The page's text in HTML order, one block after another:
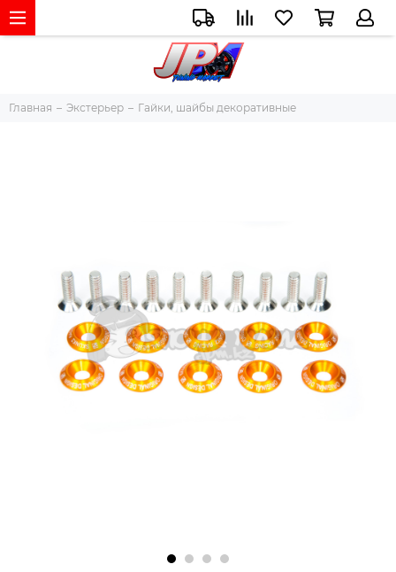
Главная Экстерьер Гайки, шайбы декоративные